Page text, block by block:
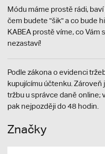
Módu máme prostě rádi,
čem budete "šik" a co bude
KABEA prostě víme, co Vám
nezastaví!
Podle zákona o evidenci
kupujícímu účtenku.
tržbu u správce daně
pak nejpozději do 48 hodin.
Značky